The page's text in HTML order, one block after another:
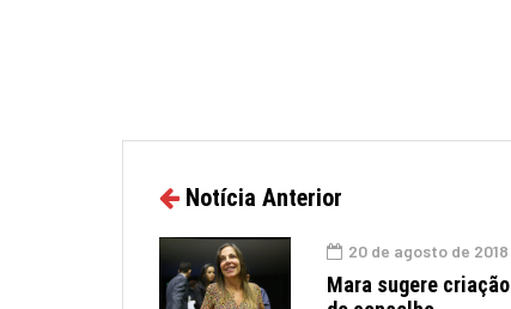
Notícia Anterior
20 de agosto de 2018
Mara sugere criação